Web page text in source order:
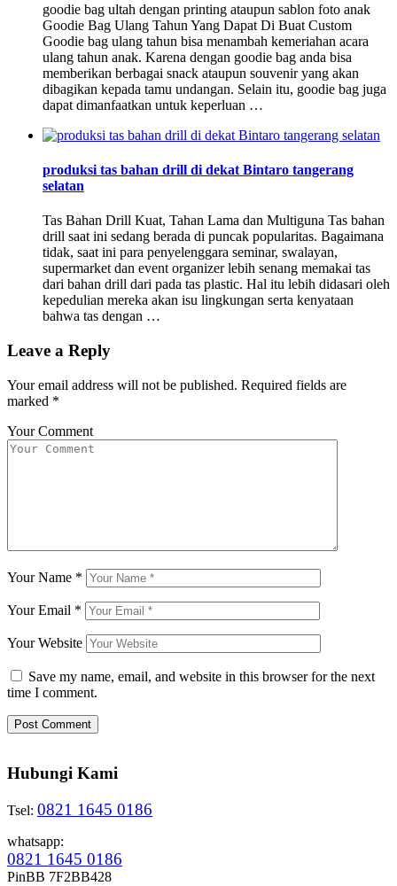
goodie bag ultah dengan printing ataupun sablon foto anak
Goodie Bag Ulang Tahun Yang Dapat Di Buat Custom
Goodie bag ulang tahun bisa menambah kemeriahan acara
ulang tahun anak. Karena dengan goodie bag anda bisa
memberikan berbagai snack ataupun souvenir yang akan
dibagikan kepada tamu undangan. Selain itu, goodie bag juga
dapat dimanfaatkan untuk keperluan …
produksi tas bahan drill di dekat Bintaro tangerang
selatan
Tas Bahan Drill Kuat, Tahan Lama dan Multiguna Tas bahan
drill saat ini sedang berada di puncak popularitas. Bagaimana
tidak, saat ini para penyelenggara seminar, swalayan,
supermarket dan event organizer lebih senang memakai tas
dari bahan drill dari pada tas plastic. Hal itu lebih didasari oleh
kepedulian mereka akan isu lingkungan serta kenyataan
bahwa tas dengan …
Leave a Reply
Your email address will not be published. Required fields are
marked *
Your Comment
Your Name *
Your Email *
Your Website
Save my name, email, and website in this browser for the next
time I comment.
Hubungi Kami
Tsel: 0821 1645 0186
whatsapp:
0821 1645 0186
PinBB 7F2BB428